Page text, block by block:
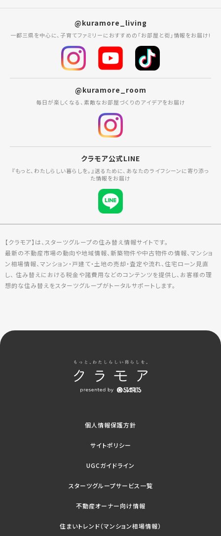
@kuramore_living
一都三県を中心に、子育てファミリーにおすすめの「お部屋と街」情報をお届け!
@kuramore_room
毎日が楽しくなる、素敵なお部屋づくりのアイデアをお届け
クラモア公式LINE
『もっと、わたしらしい暮らしを。』送るために、あなたのライフシーンに寄り添っ
た情報をお届け
【クラモア】は、スターツグループの住み替え情報サイトです。
最新の不動産市場の動向や地域情報、新築物件や中古物件の情報、マンショ
ン相場情報、マンション・戸建て・土地の売却・査定や流れ、住宅ローン見直
し、 住み替えにおける税金や諸費用などのコンテンツを提供し、お客様の理
想的な住み替えをスターツグループがトータルサポートします。
個人情報保護方針
サイトポリシー
UGCガイドライン
スターツグループサービス一覧
不動産オーナー向け情報
住まいトレンド（マンション相場情報）